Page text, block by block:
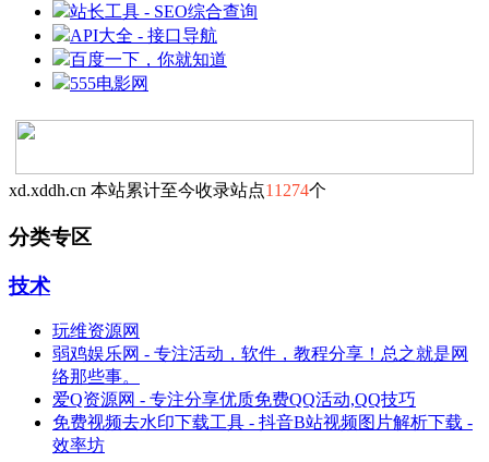
站长工具 - SEO综合查询
API大全 - 接口导航
百度一下，你就知道
555电影网
xd.xddh.cn 本站累计至今收录站点11274个
分类专区
技术
玩维资源网
弱鸡娱乐网 - 专注活动，软件，教程分享！总之就是网
络那些事。
爱Q资源网 - 专注分享优质免费QQ活动,QQ技巧
免费视频去水印下载工具 - 抖音B站视频图片解析下载 -
效率坊